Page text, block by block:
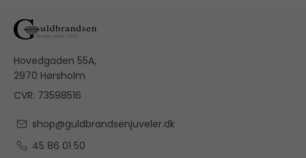
Hovedgaden 55A,
2970 Hørsholm
CVR: 73598516
shop@guldbrandsenjuveler.dk
45 86 01 50